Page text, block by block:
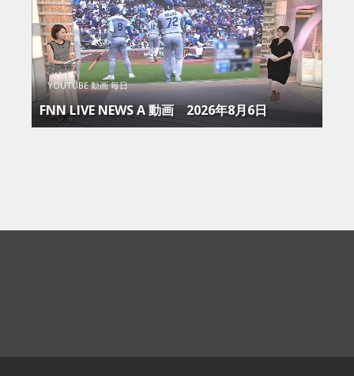
YOUTUBE 動画 毎日
FNN LIVE NEWS Α 動画 2026年8月6日